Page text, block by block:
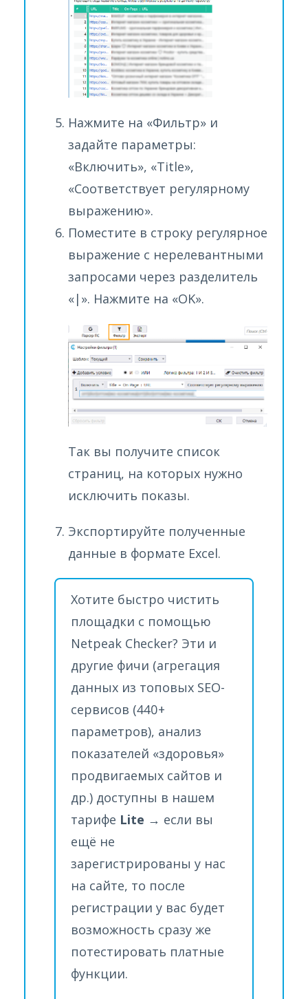
Нажмите на «Фильтр» и
задайте параметры:
«Включить», «Title»,
«Соответствует регулярному
выражению».
Поместите в строку регулярное
выражение с нерелевантными
запросами через разделитель
«|». Нажмите на «OK».
Так вы получите список
страниц, на которых нужно
исключить показы.
Экспортируйте полученные
данные в формате Excel.
Хотите быстро чистить
площадки с помощью
Netpeak Checker? Эти и
другие фичи (aгрегация
данных из топовых SEO-
сервисов (440+
параметров), анализ
показателей «здоровья»
продвигаемых сайтов и
др.) доступны в нашем
тарифе Lite → если вы
ещё не
зарегистрированы у нас
на сайте, то после
регистрации у вас будет
возможность сразу же
потестировать платные
функции.